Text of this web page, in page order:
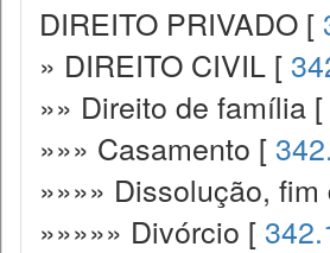
DIREITO PRIVADO [
» DIREITO CIVIL [
»» Direito de família [
»»» Casamento [
»»»» Dissolução,
»»»»» Divórcio [